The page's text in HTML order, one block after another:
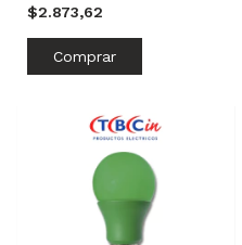
$2.873,62